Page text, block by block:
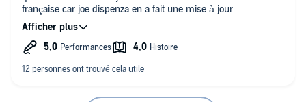
française car joe dispenza en a fait une mise à jour
récemment de meilleur son
Merci !